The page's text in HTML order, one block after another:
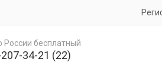
России бесплатный
34-21 (22)